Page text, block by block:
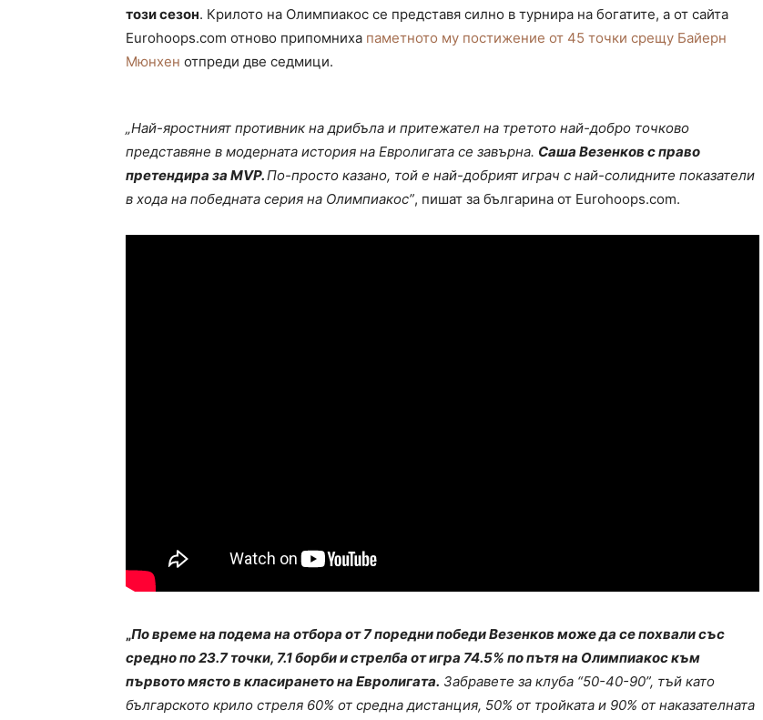
този сезон. Крилото на Олимпиакос се представя силно в турнира на богатите, а от сайта
Eurohoops.com отново припомниха паметното му постижение от 45 точки срещу Байерн
Мюнхен отпреди две седмици.
„Най-яростният противник на дрибъла и притежател на третото най-добро точково
представяне в модерната история на Евролигата се завърна. Саша Везенков с право
претендира за MVP.По-просто казано, той е най-добрият играч с най-солидните показатели
в хода на победната серия на Олимпиакос”, пишат за българина от Eurohoops.com.
„По време на подема на отбора от 7 поредни победи Везенков може да се похвали със
средно по 23.7 точки, 7.1 борби и стрелба от игра 74.5% по пътя на Олимпиакос към
първото място в класирането на Евролигата. Забравете за клуба “50-40-90”, тъй като
българското крило стреля 60% от средна дистанция, 50% от тройката и 90% от наказателната